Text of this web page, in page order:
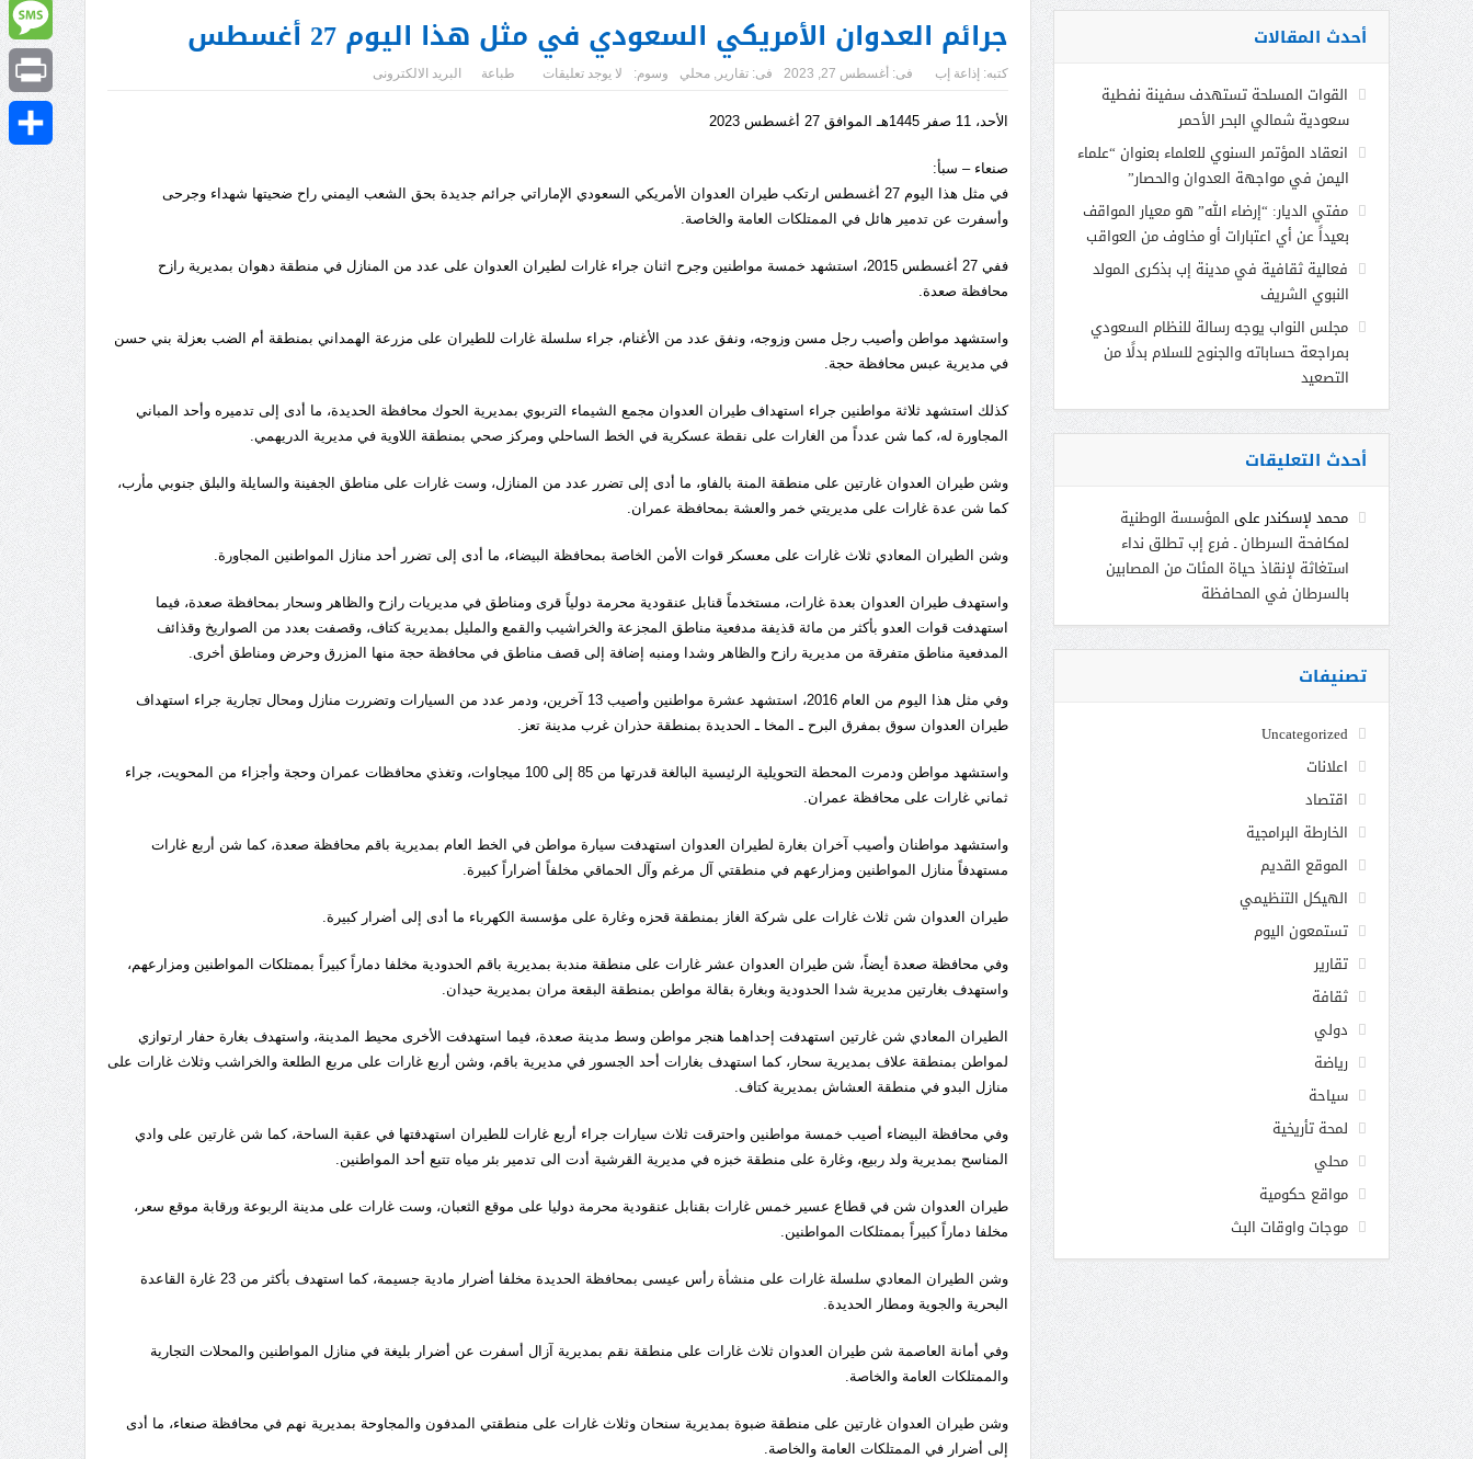
جرائم العدوان الأمريكي السعودي في مثل هذا اليوم 27 أغسطس
كتبه: إذاعة إب فى: أغسطس 27, 2023 فى:تقارير ,محلي وسوم: لا يوجد تعليقات طباعة البريد الالكترونى
الأحد، 11 صفر 1445هـ الموافق 27 أغسطس 2023
صنعاء – سبأ:
في مثل هذا اليوم 27 أغسطس ارتكب طيران العدوان الأمريكي السعودي الإماراتي جرائم جديدة بحق الشعب اليمني راح ضحيتها شهداء وجرحى
وأسفرت عن تدمير هائل في الممتلكات العامة والخاصة.
ففي 27 أغسطس 2015، استشهد خمسة مواطنين وجرح اثنان جراء غارات لطيران العدوان على عدد من المنازل في منطقة دهوان بمديرية رازح
محافظة صعدة.
واستشهد مواطن وأصيب رجل مسن وزوجه، ونفق عدد من الأغنام، جراء سلسلة غارات للطيران على مزرعة الهمداني بمنطقة أم الضب بعزلة بني حسن
في مديرية عبس محافظة حجة.
كذلك استشهد ثلاثة مواطنين جراء استهداف طيران العدوان مجمع الشيماء التربوي بمديرية الحوك محافظة الحديدة، ما أدى إلى تدميره وأحد المباني
المجاورة له، كما شن عدداً من الغارات على نقطة عسكرية في الخط الساحلي ومركز صحي بمنطقة اللاوية في مديرية الدريهمي.
وشن طيران العدوان غارتين على منطقة المنة بالفاو، ما أدى إلى تضرر عدد من المنازل، وست غارات على مناطق الجفينة والسايلة والبلق جنوبي مأرب،
كما شن عدة غارات على مديريتي خمر والعشة بمحافظة عمران.
وشن الطيران المعادي ثلاث غارات على معسكر قوات الأمن الخاصة بمحافظة البيضاء، ما أدى إلى تضرر أحد منازل المواطنين المجاورة.
واستهدف طيران العدوان بعدة غارات، مستخدماً قنابل عنقودية محرمة دولياً قرى ومناطق في مديريات رازح والظاهر وسحار بمحافظة صعدة، فيما
استهدفت قوات العدو بأكثر من مائة قذيفة مدفعية مناطق المجزعة والخراشيب والقمع والمليل بمديرية كتاف، وقصفت بعدد من الصواريخ وقذائف
المدفعية مناطق متفرقة من مديرية رازح والظاهر وشدا ومنبه إضافة إلى قصف مناطق في محافظة حجة منها المزرق وحرض ومناطق أخرى.
وفي مثل هذا اليوم من العام 2016، استشهد عشرة مواطنين وأصيب 13 آخرين، ودمر عدد من السيارات وتضررت منازل ومحال تجارية جراء استهداف
طيران العدوان سوق بمفرق البرح ـ المخا ـ الحديدة بمنطقة حذران غرب مدينة تعز.
واستشهد مواطن ودمرت المحطة التحويلية الرئيسية البالغة قدرتها من 85 إلى 100 ميجاوات، وتغذي محافظات عمران وحجة وأجزاء من المحويت، جراء
ثماني غارات على محافظة عمران.
واستشهد مواطنان وأصيب آخران بغارة لطيران العدوان استهدفت سيارة مواطن في الخط العام بمديرية باقم محافظة صعدة، كما شن أربع غارات
مستهدفاً منازل المواطنين ومزارعهم في منطقتي آل مرغم وآل الحماقي مخلفاً أضراراً كبيرة.
طيران العدوان شن ثلاث غارات على شركة الغاز بمنطقة قحزه وغارة على مؤسسة الكهرباء ما أدى إلى أضرار كبيرة.
وفي محافظة صعدة أيضاً، شن طيران العدوان عشر غارات على منطقة مندبة بمديرية باقم الحدودية مخلفا دماراً كبيراً بممتلكات المواطنين ومزارعهم،
واستهدف بغارتين مديرية شدا الحدودية وبغارة بقالة مواطن بمنطقة البقعة مران بمديرية حيدان.
الطيران المعادي شن غارتين استهدفت إحداهما هنجر مواطن وسط مدينة صعدة، فيما استهدفت الأخرى محيط المدينة، واستهدف بغارة حفار ارتوازي
لمواطن بمنطقة علاف بمديرية سحار، كما استهدف بغارات أحد الجسور في مديرية باقم، وشن أربع غارات على مربع الطلعة والخراشب وثلاث غارات على
منازل البدو في منطقة العشاش بمديرية كتاف.
وفي محافظة البيضاء أصيب خمسة مواطنين واحترقت ثلاث سيارات جراء أربع غارات للطيران استهدفتها في عقبة الساحة، كما شن غارتين على وادي
المناسح بمديرية ولد ربيع، وغارة على منطقة خبزه في مديرية القرشية أدت الى تدمير بئر مياه تتبع أحد المواطنين.
طيران العدوان شن في قطاع عسير خمس غارات بقنابل عنقودية محرمة دوليا على موقع الثعبان، وست غارات على مدينة الربوعة ورقابة موقع سعر،
مخلفا دماراً كبيراً بممتلكات المواطنين.
وشن الطيران المعادي سلسلة غارات على منشأة رأس عيسى بمحافظة الحديدة مخلفا أضرار مادية جسيمة، كما استهدف بأكثر من 23 غارة القاعدة
البحرية والجوية ومطار الحديدة.
وفي أمانة العاصمة شن طيران العدوان ثلاث غارات على منطقة نقم بمديرية آزال أسفرت عن أضرار بليغة في منازل المواطنين والمحلات التجارية
والممتلكات العامة والخاصة.
وشن طيران العدوان غارتين على منطقة ضبوة بمديرية سنحان وثلاث غارات على منطقتي المدفون والمجاوحة بمديرية نهم في محافظة صنعاء، ما أدى
إلى أضرار في الممتلكات العامة والخاصة.
أحدث المقالات
القوات المسلحة تستهدف سفينة نفطية
سعودية شمالي البحر الأحمر
انعقاد المؤتمر السنوي للعلماء بعنوان “علماء
اليمن في مواجهة العدوان والحصار”
مفتي الديار: “إرضاء الله” هو معيار المواقف
بعيداً عن أي اعتبارات أو مخاوف من العواقب
فعالية ثقافية في مدينة إب بذكرى المولد
النبوي الشريف
مجلس النواب يوجه رسالة للنظام السعودي
بمراجعة حساباته والجنوح للسلام بدلًا من
التصعيد
أحدث التعليقات
محمد لإسكندرعلى المؤسسة الوطنية
لمكافحة السرطان ـ فرع إب تطلق نداء
استغاثة لإنقاذ حياة المئات من المصابين
بالسرطان في المحافظة
تصنيفات
Uncategorized
اعلانات
اقتصاد
الخارطة البرامجية
الموقع القديم
الهيكل التنظيمي
تستمعون اليوم
تقارير
ثقافة
دولي
رياضة
سياحة
لمحة تأريخية
محلي
مواقع حكومية
موجات واوقات البث
Email
Print